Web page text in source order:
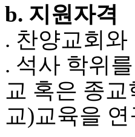
지
구
발
부
전
치
료
약
b. 지원자격
. 찬양교회
. 석사 학위
교 혹은 종
교)교육을